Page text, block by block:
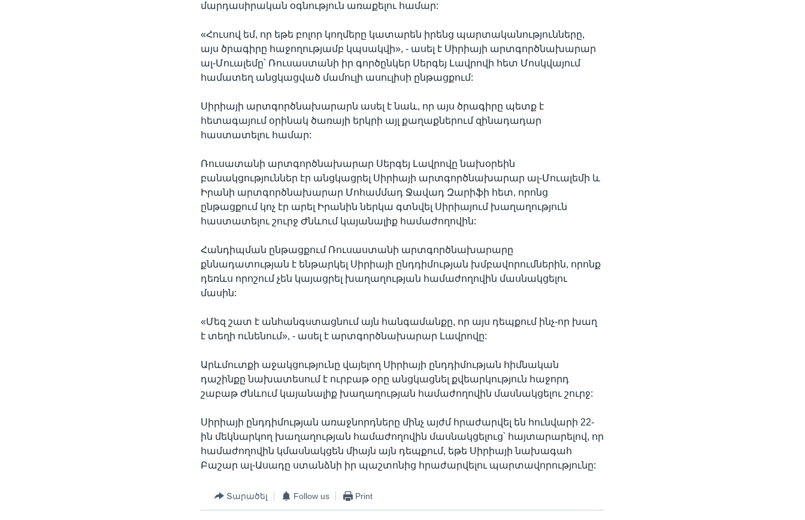
մարդասիրական օգնություն առաքելու համար:
«Հուսով եմ, որ եթե բոլոր կողմերը կատարեն իրենց պարտականությունները,
այս ծրագիրը հաջողությամբ կպսակվի», - ասել է Սիրիայի արտգործնախարար
ալ-Մուալեմը՝ Ռուսաստանի իր գործընկեր Սերգեյ Լավրովի հետ Մոսկվայում
համատեղ անցկացված մամուլի ասուլիսի ընթացքում:
Սիրիայի արտգործնախարարն ասել է նաև, որ այս ծրագիրը պետք է
հետագայում օրինակ ծառայի երկրի այլ քաղաքներում զինադադար
հաստատելու համար:
Ռուսատանի արտգործնախարար Սերգեյ Լավրովը նախօրեին
բանակցություններ էր անցկացրել Սիրիայի արտգործնախարար ալ-Մուալեմի և
Իրանի արտգործնախարար Մոհամմադ Ջավադ Զարիֆի հետ, որոնց
ընթացքում կոչ էր արել Իրանին ներկա գտնվել Սիրիայում խաղաղություն
հաստատելու շուրջ Ժնևում կայանալիք համաժողովին:
Հանդիպման ընթացքում Ռուսաստանի արտգործնախարարը
քննադատության է ենթարկել Սիրիայի ընդդիմության խմբավորումներին, որոնք
դեռևս որոշում չեն կայացրել խաղաղության համաժողովին մասնակցելու
մասին:
«Մեզ շատ է անհանգստացնում այն հանգամանքը, որ այս դեպքում ինչ-որ խաղ
է տեղի ունենում», - ասել է արտգործնախարար Լավրովը:
Արևմուտքի աջակցությունը վայելող Սիրիայի ընդդիմության հիմնական
դաշինքը նախատեսում է ուրբաթ օրը անցկացնել քվեարկություն հաջորդ
շաբաթ Ժնևում կայանալիք խաղաղության համաժողովին մասնակցելու շուրջ:
Սիրիայի ընդդիմության առաջնորդները մինչ այժմ հրաժարվել են հունվարի 22-
ին մեկնարկող խաղաղության համաժողովին մասնակցելուց՝ հայտարարելով, որ
համաժողովին կմասնակցեն միայն այն դեպքում, եթե Սիրիայի նախագահ
Բաշար ալ-Ասադը ստանձնի իր պաշտոնից հրաժարվելու պարտավորությունը:
Տարածել Follow us Print